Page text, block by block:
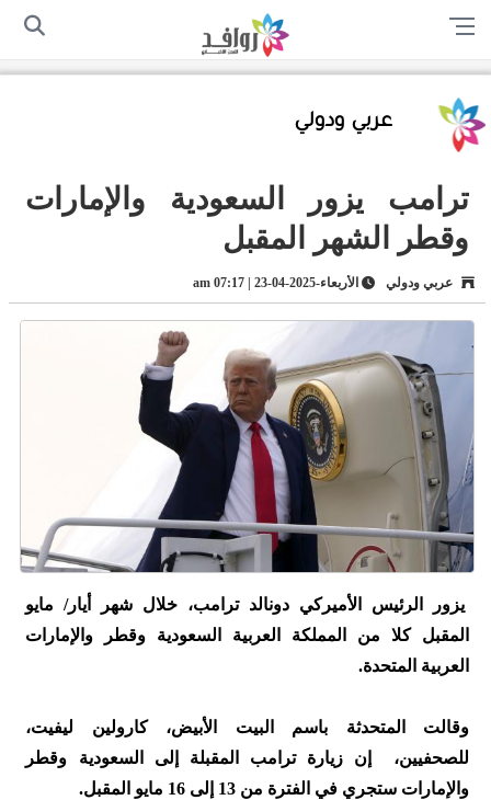
الرئيسية سياسة الخصوصية
عربي ودولي
ترامب يزور السعودية والإمارات
وقطر الشهر المقبل
عربي ودولي الأربعاء-2025-04-23 | 07:17 am
يزور الرئيس الأميركي دونالد ترامب، خلال شهر أيار/ مايو
المقبل كلا من المملكة العربية السعودية وقطر والإمارات
العربية المتحدة.
وقالت المتحدثة باسم البيت الأبيض، كارولين ليفيت،
للصحفيين، إن زيارة ترامب المقبلة إلى السعودية وقطر
والإمارات ستجري في الفترة من 13 إلى 16 مايو المقبل.